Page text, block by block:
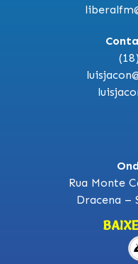
Rua Monte
Dracena –